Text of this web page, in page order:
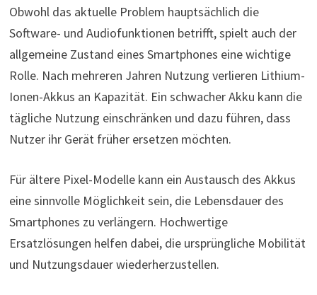
Obwohl das aktuelle Problem hauptsächlich die
Software- und Audiofunktionen betrifft, spielt auch der
allgemeine Zustand eines Smartphones eine wichtige
Rolle. Nach mehreren Jahren Nutzung verlieren Lithium-
Ionen-Akkus an Kapazität. Ein schwacher Akku kann die
tägliche Nutzung einschränken und dazu führen, dass
Nutzer ihr Gerät früher ersetzen möchten.
Für ältere Pixel-Modelle kann ein Austausch des Akkus
eine sinnvolle Möglichkeit sein, die Lebensdauer des
Smartphones zu verlängern. Hochwertige
Ersatzlösungen helfen dabei, die ursprüngliche Mobilität
und Nutzungsdauer wiederherzustellen.